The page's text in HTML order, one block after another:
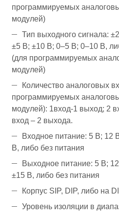
программируемых
модулей)
Тип выходного сигнала:
±5 В; ±10 В; 0–5 В; 0–10 В,
(для программируемых
модулей)
Количество аналоговых
программируемых
модулей): 1вход-1 выход; 2
вход – 2 выхода.
Входное питание: 5 В; 12
В, либо без питания
Выходное питание: 5 В;
±15 В, либо без питания
Корпус SIP, DIP, либо на
Уровень изоляции в